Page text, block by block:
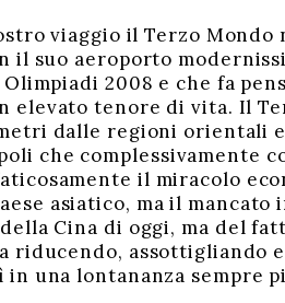
viaggio il Terzo Mondo
il suo aeroporto
2008 e che fa
elevato tenore di vita. Il
dalle regioni orientali
che complessivamente
il miracolo
asiatico, ma il
Cina di oggi, ma del
riducendo, assottigliando
in una lontananza sempre